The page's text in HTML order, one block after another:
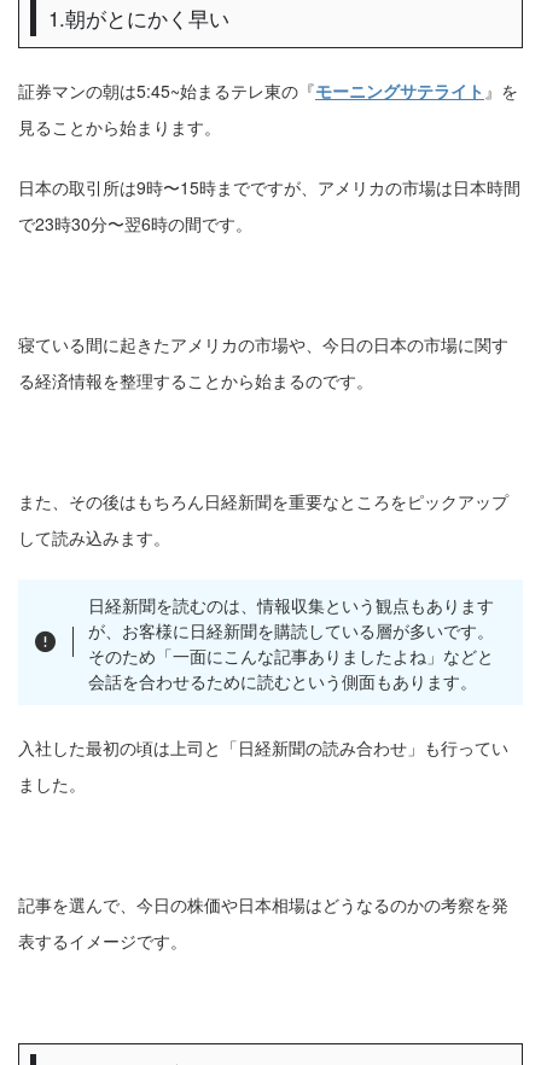
1.朝がとにかく早い
証券マンの朝は5:45~始まるテレ東の『モーニングサテライト 』を
見ることから始まります。
日本の取引所は9時〜15時までですが、アメリカの市場は日本時間
で23時30分〜翌6時の間です。
寝ている間に起きたアメリカの市場や、今日の日本の市場に関す
る経済情報を整理することから始まるのです。
また、その後はもちろん日経新聞を重要なところをピックアップ
して読み込みます。
日経新聞を読むのは、情報収集という観点もあります
が、お客様に日経新聞を購読している層が多いです。
そのため「一面にこんな記事ありましたよね」などと
会話を合わせるために読むという側面もあります。
入社した最初の頃は上司と「日経新聞の読み合わせ」も行ってい
ました。
記事を選んで、今日の株価や日本相場はどうなるのかの考察を発
表するイメージです。